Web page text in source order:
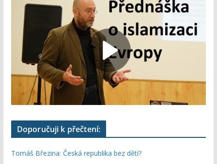
Doporučuji k přečtení:
Tomáš Březina: Česká republika bez dětí?